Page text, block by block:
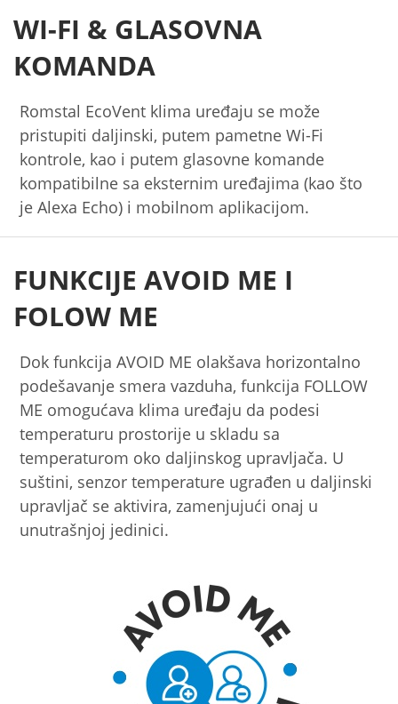
WI-FI & GLASOVNA
KOMANDA
Romstal EcoVent klima uređaju se može
pristupiti daljinski, putem pametne Wi-Fi
kontrole, kao i putem glasovne komande
kompatibilne sa eksternim uređajima (kao što
je Alexa Echo) i mobilnom aplikacijom.
FUNKCIJE AVOID ME I
FOLOW ME
Dok funkcija AVOID ME olakšava horizontalno
podešavanje smera vazduha, funkcija FOLLOW
ME omogućava klima uređaju da podesi
temperaturu prostorije u skladu sa
temperaturom oko daljinskog upravljača. U
suštini, senzor temperature ugrađen u daljinski
upravljač se aktivira, zamenjujući onaj u
unutrašnjoj jedinici.